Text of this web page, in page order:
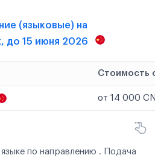
(языковые) на
до 15 июня 2026
Стоимость
от 14 000
языке по направлению . Подача